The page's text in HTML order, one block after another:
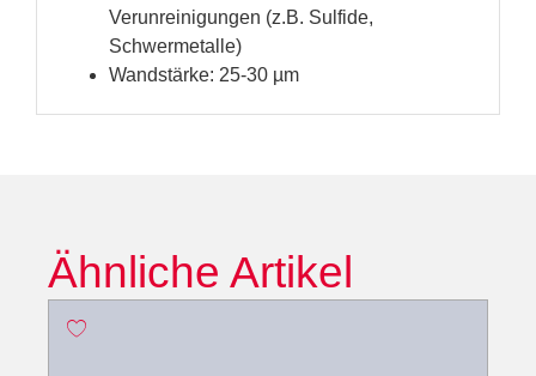
Verunreinigungen (z.B. Sulfide,
Schwermetalle)
Wandstärke: 25-30 µm
Ähnliche Artikel